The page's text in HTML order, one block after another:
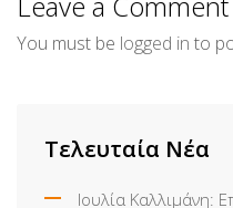
You must be logged in to
Τελευταία Νέα
Ιουλία Καλλιμάνη: